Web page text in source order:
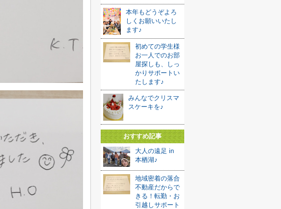
本年もどうぞよろ
しくお願いいたし
ます♪
初めての学生様
お一人でのお部
屋探しも、しっ
かりサポートい
たします♪
みんなでクリスマ
スケーキを♪
おすすめ記事
大人の遠足 in
本栖湖♪
地域密着の落合
不動産だからで
きる！転勤・お
引越しサポート